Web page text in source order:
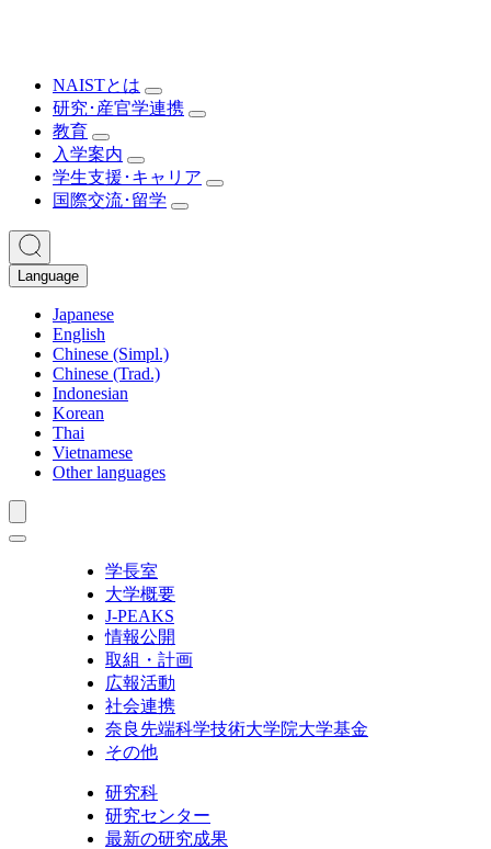
NAISTとは
研究･産官学連携
教育
入学案内
学生支援･キャリア
国際交流･留学
Language
Japanese
English
Chinese (Simpl.)
Chinese (Trad.)
Indonesian
Korean
Thai
Vietnamese
Other languages
学長室
大学概要
J-PEAKS
情報公開
取組・計画
広報活動
社会連携
奈良先端科学技術大学院大学基金
その他
研究科
研究センター
最新の研究成果